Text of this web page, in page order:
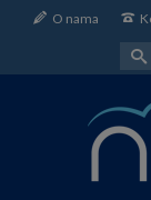
O nama
for: